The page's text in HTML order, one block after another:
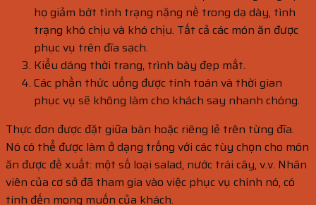
họ giảm bớt tình trạng nặng nề trong dạ dày, tình
trạng khó chịu và khó chịu. Tất cả các món ăn được
phục vụ trên đĩa sạch.
Kiểu dáng thời trang, trình bày đẹp mắt.
Các phần thức uống được tính toán và thời gian
phục vụ sẽ không làm cho khách say nhanh chóng.
Thực đơn được đặt giữa bàn hoặc riêng lẻ trên từng đĩa.
Nó có thể được làm ở dạng trống với các tùy chọn cho món
ăn được đề xuất: một số loại salad, nước trái cây, v.v. Nhân
viên của cơ sở đã tham gia vào việc phục vụ chính nó, có
tính đến mong muốn của khách.